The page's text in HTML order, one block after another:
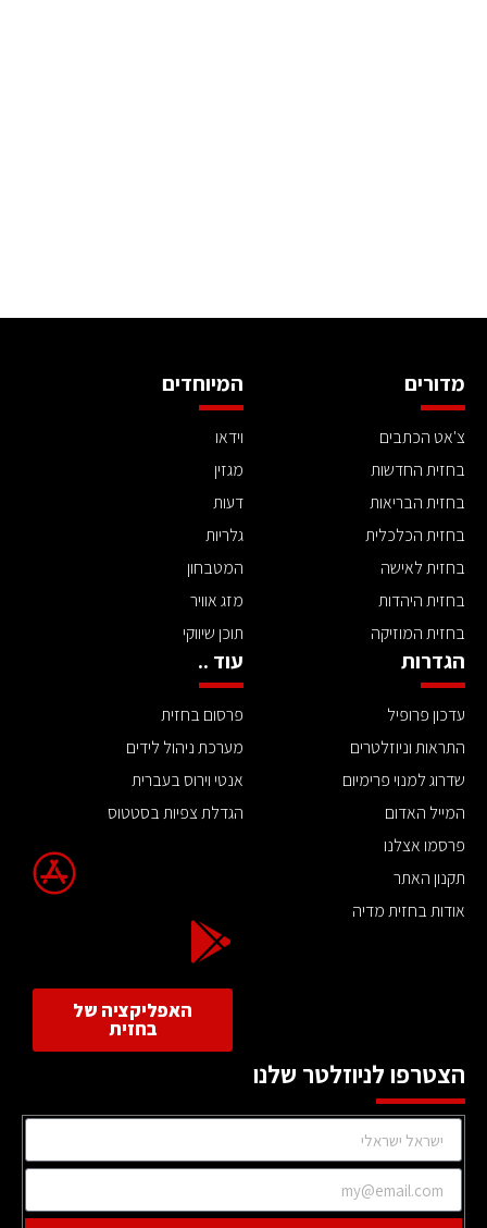
מדורים
צ'אט הכתבים
בחזית החדשות
בחזית הבריאות
בחזית הכלכלית
בחזית לאישה
בחזית היהדות
בחזית המוזיקה
המיוחדים
וידאו
מגזין
דעות
גלריות
המטבחון
מזג אוויר
תוכן שיווקי
הגדרות
עדכון פרופיל
התראות וניוזלטרים
שדרוג למנוי פרימיום
המייל האדום
פרסמו אצלנו
תקנון האתר
אודות בחזית מדיה
עוד ..
פרסום בחזית
מערכת ניהול לידים
אנטי וירוס בעברית
הגדלת צפיות בסטטוס
האפליקציה של
בחזית
הצטרפו לניוזלטר שלנו